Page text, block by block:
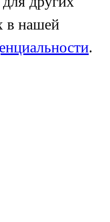
в нашей
.